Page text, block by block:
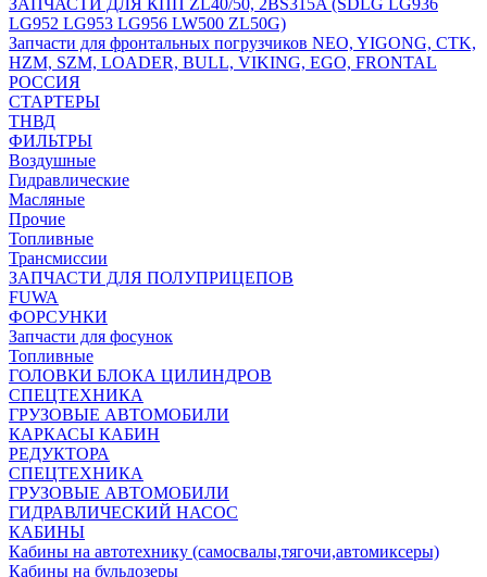
ЗАПЧАСТИ ДЛЯ КПП ZL40/50, 2BS315A (SDLG LG936
LG952 LG953 LG956 LW500 ZL50G)
Запчасти для фронтальных погрузчиков NEO, YIGONG, CTK,
HZM, SZM, LOADER, BULL, VIKING, EGO, FRONTAL
РОССИЯ
СТАРТЕРЫ
ТНВД
ФИЛЬТРЫ
Воздушные
Гидравлические
Масляные
Прочие
Топливные
Трансмиссии
ЗАПЧАСТИ ДЛЯ ПОЛУПРИЦЕПОВ
FUWA
ФОРСУНКИ
Запчасти для фосунок
Топливные
ГОЛОВКИ БЛОКА ЦИЛИНДРОВ
СПЕЦТЕХНИКА
ГРУЗОВЫЕ АВТОМОБИЛИ
КАРКАСЫ КАБИН
РЕДУКТОРА
СПЕЦТЕХНИКА
ГРУЗОВЫЕ АВТОМОБИЛИ
ГИДРАВЛИЧЕСКИЙ НАСОС
КАБИНЫ
Кабины на автотехнику (самосвалы,тягочи,автомиксеры)
Кабины на бульдозеры